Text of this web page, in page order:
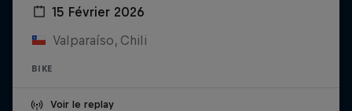
15 Février 2026
Valparaíso, Chili
BIKE
Voir le replay